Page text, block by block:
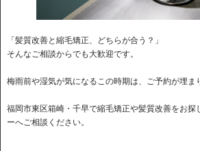
「髪質改善と縮毛矯正、どちらが合う？」
そんなご相談からでも大歓迎です。
梅雨前や湿気が気になるこの時期は、ご予約が埋ま
福岡市東区箱崎・千早で縮毛矯正や髪質改善をお探
ーへご相談ください。